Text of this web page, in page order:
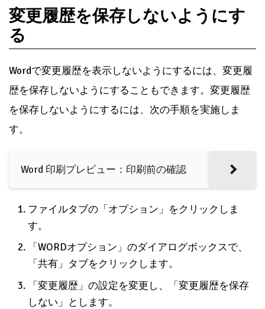
変更履歴を保存しないようにす
る
Wordで変更履歴を表示しないようにするには、変更履
歴を保存しないようにすることもできます。変更履歴
を保存しないようにするには、次の手順を実施しま
す。
Word 印刷プレビュー：印刷前の確認
ファイルタブの「オプション」をクリックしま
す。
「WORDオプション」のダイアログボックスで、
「共有」タブをクリックします。
「変更履歴」の設定を変更し、「変更履歴を保存
しない」とします。